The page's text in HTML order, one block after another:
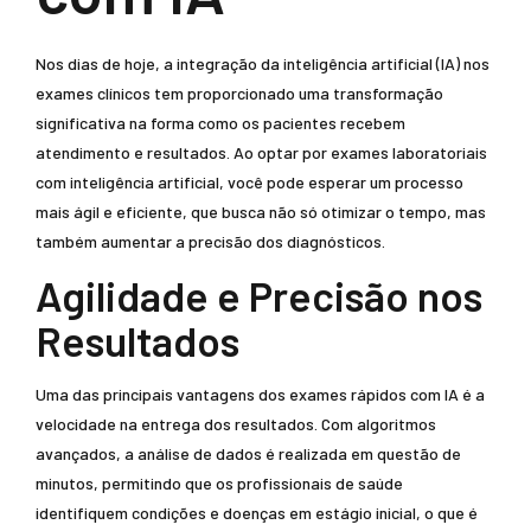
Nos dias de hoje, a integração da inteligência artificial (IA) nos
exames clínicos tem proporcionado uma transformação
significativa na forma como os pacientes recebem
atendimento e resultados. Ao optar por exames laboratoriais
com inteligência artificial, você pode esperar um processo
mais ágil e eficiente, que busca não só otimizar o tempo, mas
também aumentar a precisão dos diagnósticos.
Agilidade e Precisão nos
Resultados
Uma das principais vantagens dos exames rápidos com IA é a
velocidade na entrega dos resultados. Com algoritmos
avançados, a análise de dados é realizada em questão de
minutos, permitindo que os profissionais de saúde
identifiquem condições e doenças em estágio inicial, o que é